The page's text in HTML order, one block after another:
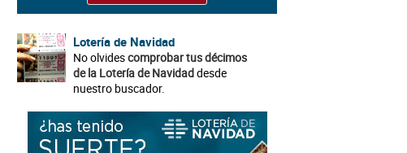
Lotería de Navidad
No olvidescomprobar tus décimos
de la Lotería de Navidaddesde
nuestro buscador.